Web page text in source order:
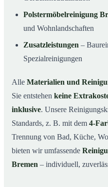
Polstermöbelreinigung
und Wohnlandschaften
Zusatzleistungen –
Spezialreinigungen
Alle Materialien und
Sie entstehen keine
inklusive. Unsere
Standards, z. B. mit dem 4-
Trennung von Bad, Küche,
bieten wir umfassende
Bremen – individuell,